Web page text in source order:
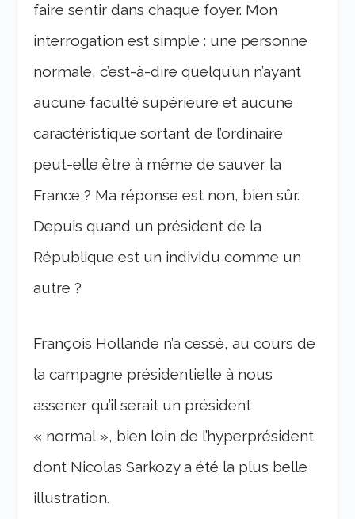
faire sentir dans chaque foyer. Mon
interrogation est simple : une personne
normale, c’est-à-dire quelqu’un n’ayant
aucune faculté supérieure et aucune
caractéristique sortant de l’ordinaire
peut-elle être à même de sauver la
France ? Ma réponse est non, bien sûr.
Depuis quand un président de la
République est un individu comme un
autre ?
François Hollande n’a cessé, au cours de
la campagne présidentielle à nous
assener qu’il serait un président
« normal », bien loin de l’hyperprésident
dont Nicolas Sarkozy a été la plus belle
illustration.